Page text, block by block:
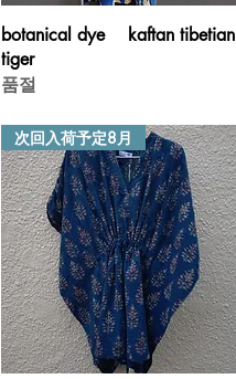
제품보기
botanical dye kaftan tibetian
tiger
품절
次回入荷予定8月